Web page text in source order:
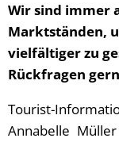
Wir sind immer
Marktständen,
vielfältiger zu
Rückfragen
Tourist-
Annabelle Müller